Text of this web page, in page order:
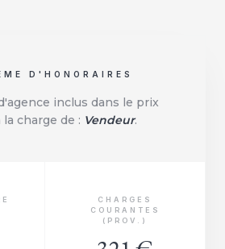
D'HONORAIRES
inclus dans le prix
charge de : Vendeur.
CHARGES
COURANTES
(PROV.)